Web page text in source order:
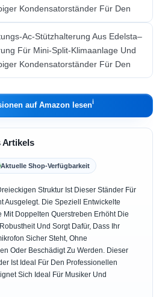
auf Amazon lesenℹ︎
Artikels
Aktuelle Shop-Verfügbarkeit
Struktur Ist Dieser Ständer Für
Ausgelegt. Die Speziell Entwickelte
Mit Doppelten Querstreben Erhöht Die
Und Sorgt Dafür, Dass Ihr
Sicher Steht, Ohne
Oder Beschädigt Zu Werden. Dieser
Ist Ideal Für Den Professionellen
Sich Ideal Für Musiker Und